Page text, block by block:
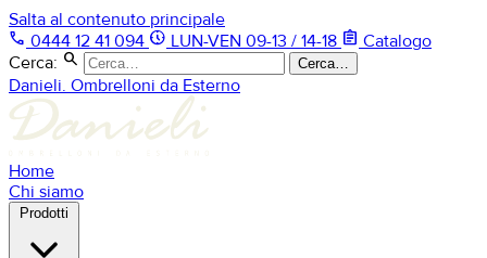
Salta al contenuto principale
phone 0444 12 41 094 nest_clock_farsight_analog LUN-VEN 09-13 / 14-18 assignment Catalogo
Cerca: search Cerca…
Danieli. Ombrelloni da Esterno
Home
Chi siamo
Prodotti